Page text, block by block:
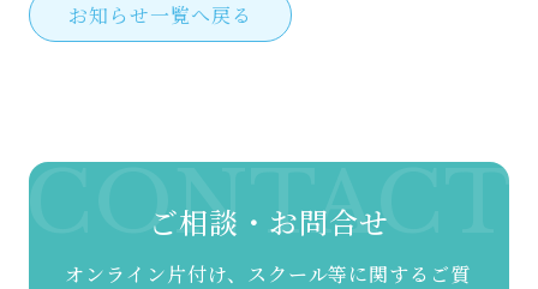
お知らせ一覧へ戻る
CONTACT
ご相談・お問合せ
オンライン片付け、スクール等に関するご質